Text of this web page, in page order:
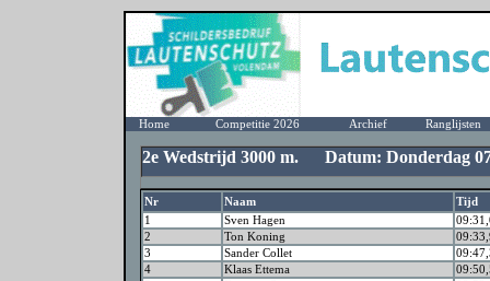
Home Competitie 2026 Archief Ranglijsten
2e Wedstrijd 3000 m. Datum: Donderdag
Nr Naam
Tijd
1
Sven Hagen
2
Ton Koning
3
Sander Collet
4
Klaas Ettema